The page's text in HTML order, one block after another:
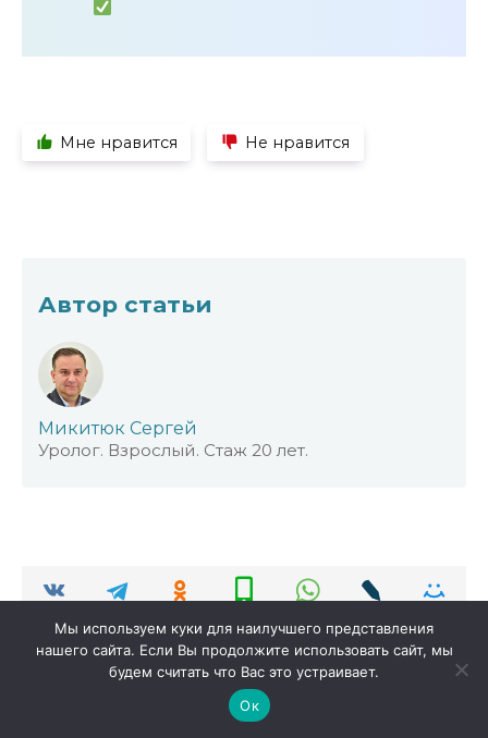
Мне нравится Не нравится
Автор статьи
Микитюк Сергей
Уролог. Взрослый. Стаж 20 лет.
Добавить комментарий
Мы используем куки для наилучшего представления
нашего сайта. Если Вы продолжите использовать сайт, мы
будем считать что Вас это устраивает.
Ок